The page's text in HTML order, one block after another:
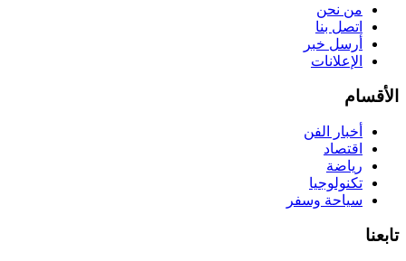
من نحن
اتصل بنا
أرسل خبر
الإعلانات
الأقسام
أخبار الفن
اقتصاد
رياضة
تكنولوجيا
سياحة وسفر
تابعنا